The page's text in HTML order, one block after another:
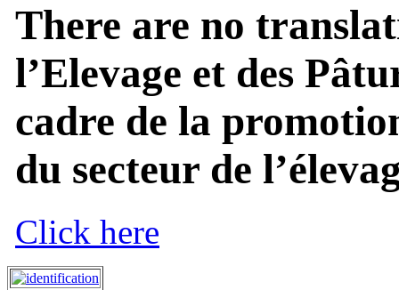
There are no
l’Elevage et des
cadre de la
du secteur de
Click here